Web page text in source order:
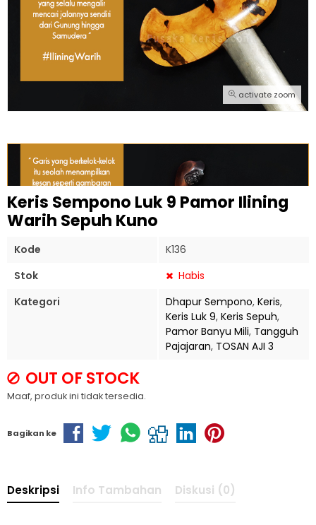
activate zoom
Keris Sempono Luk 9 Pamor Ilining
Warih Sepuh Kuno
Kode
K136
Stok
Habis
Kategori
Dhapur Sempono, Keris,
Keris Luk 9, Keris Sepuh,
Pamor Banyu Mili, Tangguh
Pajajaran, TOSAN AJI 3
OUT OF STOCK
Maaf, produk ini tidak tersedia.
Bagikan ke
Deskripsi Info Tambahan Diskusi (0)